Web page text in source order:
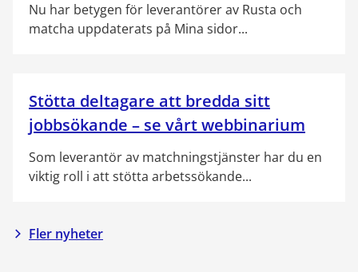
Nu har betygen för leverantörer av Rusta och
matcha uppdaterats på Mina sidor...
Stötta deltagare att bredda sitt
jobbsökande – se vårt webbinarium
Som leverantör av matchningstjänster har du en
viktig roll i att stötta arbetssökande...
Fler nyheter